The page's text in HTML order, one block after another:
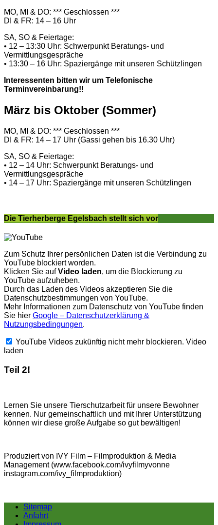
MO, MI & DO: *** Geschlossen ***
DI & FR: 14 – 16 Uhr
SA, SO & Feiertage:
• 12 – 13:30 Uhr: Schwerpunkt Beratungs- und
Vermittlungsgespräche
• 13:30 – 16 Uhr: Spaziergänge mit unseren Schützlingen
Interessenten bitten wir um Telefonische
Terminvereinbarung!!
März bis Oktober (Sommer)
MO, MI & DO: *** Geschlossen ***
DI & FR: 14 – 17 Uhr (Gassi gehen bis 16.30 Uhr)
SA, SO & Feiertage:
• 12 – 14 Uhr: Schwerpunkt Beratungs- und
Vermittlungsgespräche
• 14 – 17 Uhr: Spaziergänge mit unseren Schützlingen
Die Tierherberge Egelsbach stellt sich vor
Zum Schutz Ihrer persönlichen Daten ist die Verbindung zu
YouTube blockiert worden.
Klicken Sie aufVideo laden, um die Blockierung zu
YouTube aufzuheben.
Durch das Laden des Videos akzeptieren Sie die
Datenschutzbestimmungen von YouTube.
Mehr Informationen zum Datenschutz von YouTube finden
Sie hier Google – Datenschutzerklärung &
Nutzungsbedingungen.
YouTube Videos zukünftig nicht mehr blockieren. Video
laden
Teil 2!
Lernen Sie unsere Tierschutzarbeit für unsere Bewohner
kennen. Nur gemeinschaftlich und mit Ihrer Unterstützung
können wir diese große Aufgabe so gut bewältigen!
Produziert von IVY Film – Filmproduktion & Media
Management (www.facebook.com/ivyfilmyvonne
instagram.com/ivy_filmproduktion)
Sitemap
Anfahrt